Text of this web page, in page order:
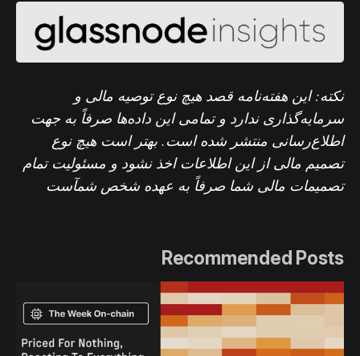
نکته: این هفته‌نامه قصد هیچ نوع توصیه مالی و
سرمایه‌گذاری ندارد و تمامی این داده‌ها صرفاً به جهت
اطلاع‌رسانی منتشر شده است. بهتر است هیچ نوع
تصمیم مالی از این اطلاعات اخذ نشود و مسئولیت تمام
تصمیمات مالی شما صرفاً به عهده شخص شمآست
Recommended Posts